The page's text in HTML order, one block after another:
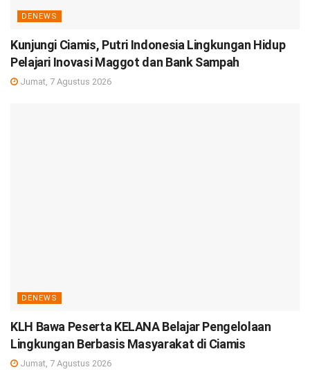
DENEWS
Kunjungi Ciamis, Putri Indonesia Lingkungan Hidup
Pelajari Inovasi Maggot dan Bank Sampah
Jumat, 7 Agustus 2026
DENEWS
KLH Bawa Peserta KELANA Belajar Pengelolaan
Lingkungan Berbasis Masyarakat di Ciamis
Jumat, 7 Agustus 2026